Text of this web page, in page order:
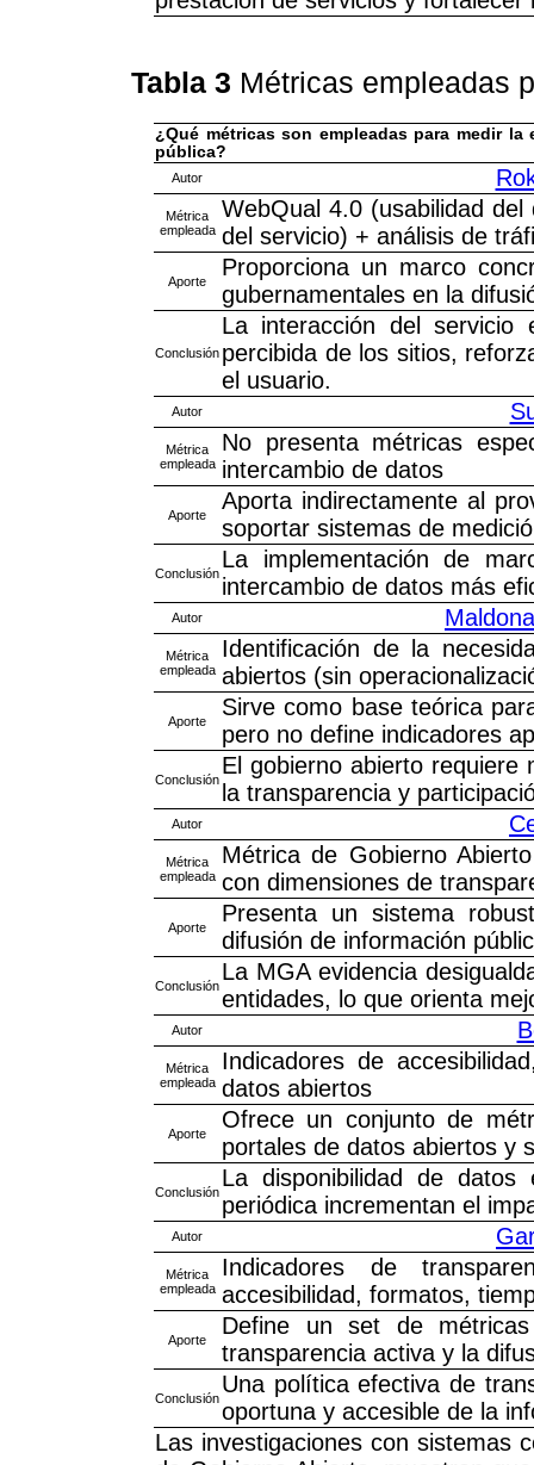
Tabla 3 Métricas empleadas
¿Qué métricas son empleadas para medir
pública?
Autor
Métrica
empleada
WebQual 4.0 (usabilidad
del servicio) + análisis de
Aporte
Proporciona un marco
gubernamentales en la
Conclusión
La interacción del
percibida de los sitios,
el usuario.
Autor
Métrica
empleada
No presenta métricas
intercambio de datos
Aporte
Aporta indirectamente al
soportar sistemas de
Conclusión
La implementación de
intercambio de datos más
Autor
Métrica
empleada
Identificación de la
abiertos (sin
Aporte
Sirve como base teórica
pero no define indicadores
Conclusión
El gobierno abierto requiere
la transparencia y
Autor
Métrica
empleada
Métrica de Gobierno
con dimensiones de
Aporte
Presenta un sistema
difusión de información
Conclusión
La MGA evidencia
entidades, lo que orienta
Autor
Métrica
empleada
Indicadores de
datos abiertos
Aporte
Ofrece un conjunto de
portales de datos abiertos y
Conclusión
La disponibilidad de datos
periódica incrementan el
Autor
Métrica
empleada
Indicadores de
accesibilidad, formatos,
Aporte
Define un set de
transparencia activa y la
Conclusión
Una política efectiva de
oportuna y accesible de la
Las investigaciones con sistemas